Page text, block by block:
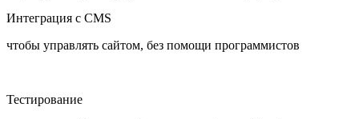
Интеграция с CMS
чтобы управлять сайтом, без помощи программистов
Тестирование